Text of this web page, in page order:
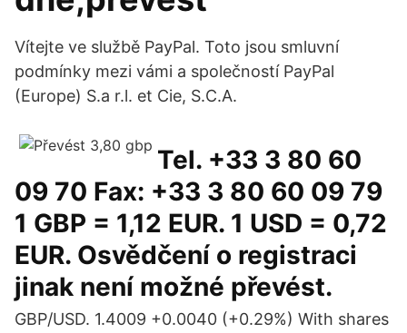
Vítejte ve službě PayPal. Toto jsou smluvní
podmínky mezi vámi a společností PayPal
(Europe) S.a r.l. et Cie, S.C.A.
Tel. +33 3 80 60
09 70 Fax: +33 3 80 60 09 79
1 GBP = 1,12 EUR. 1 USD = 0,72
EUR. Osvědčení o registraci
jinak není možné převést.
GBP/USD. 1.4009 +0.0040 (+0.29%) With shares